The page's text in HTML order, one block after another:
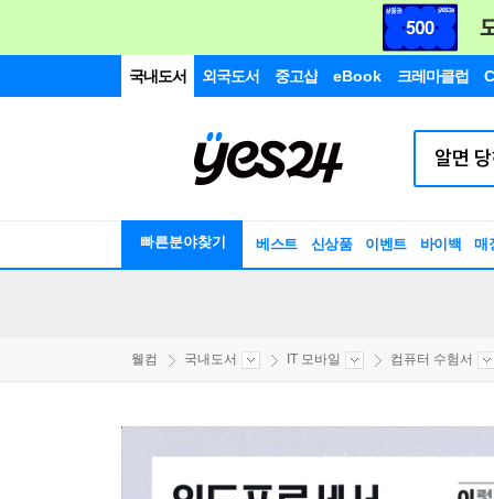
국내도서 외국도서 중고샵 eBook 크레마클럽
빠른분야찾기 베스트 신상품 이벤트 바이백 매
웰컴 국내도서 IT 모바일 컴퓨터 수험서